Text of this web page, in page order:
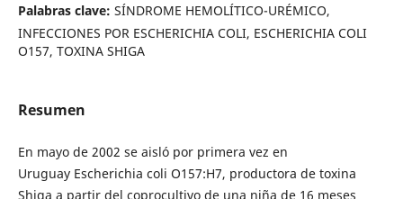
Palabras clave: SÍNDROME HEMOLÍTICO-URÉMICO,
INFECCIONES POR ESCHERICHIA COLI, ESCHERICHIA COLI
O157, TOXINA SHIGA
Resumen
En mayo de 2002 se aisló por primera vez en
Uruguay Escherichia coli O157:H7, productora de toxina
Shiga a partir del coprocultivo de una niña de 16 meses